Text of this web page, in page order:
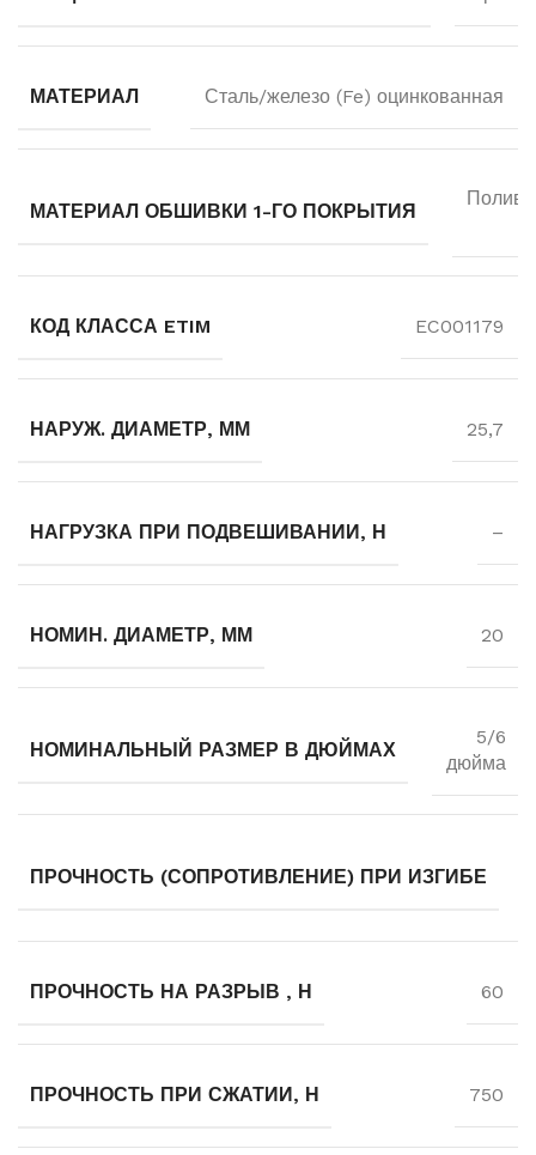
МАТЕРИАЛ Сталь/железо (Fe) оцинкованная
МАТЕРИАЛ ОБШИВКИ 1-ГО ПОКРЫТИЯ
КОД КЛАССА ETIM EC001179
НАРУЖ. ДИАМЕТР, ММ 25,7
НАГРУЗКА ПРИ ПОДВЕШИВАНИИ, Н –
НОМИН. ДИАМЕТР, ММ 20
НОМИНАЛЬНЫЙ РАЗМЕР В ДЮЙМАХ
5/6
дюйма
ПРОЧНОСТЬ (СОПРОТИВЛЕНИЕ) ПРИ ИЗГИБЕ
ПРОЧНОСТЬ НА РАЗРЫВ , Н 60
ПРОЧНОСТЬ ПРИ СЖАТИИ, Н 750